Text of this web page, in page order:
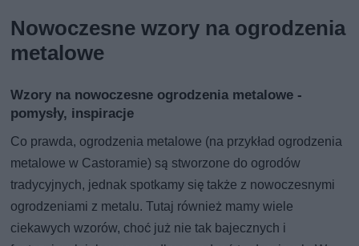
Nowoczesne wzory na ogrodzenia
metalowe
Wzory na nowoczesne ogrodzenia metalowe -
pomysły, inspiracje
Co prawda, ogrodzenia metalowe (na przykład ogrodzenia
metalowe w Castoramie) są stworzone do ogrodów
tradycyjnych, jednak spotkamy się także z nowoczesnymi
ogrodzeniami z metalu. Tutaj również mamy wiele
ciekawych wzorów, choć już nie tak bajecznych i